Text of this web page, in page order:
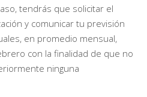
tendrás que solicitar el
y comunicar tu previsión
en promedio mensual,
con la finalidad de que no
ninguna